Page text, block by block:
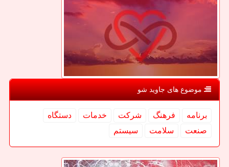
موضوع های جاوید شو
برنامه فرهنگ شركت خدمات
دستگاه
صنعت
سلامت سیستم